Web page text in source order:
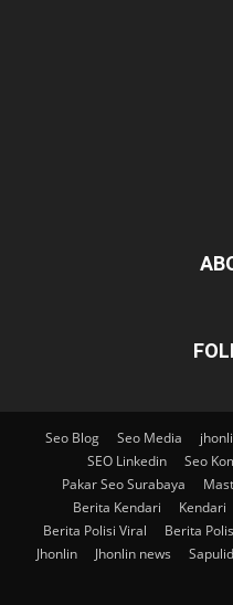
Seo Blog Seo Media
SEO Linkedin
Seo
Pakar Seo Surabaya
Berita Kendari
Kendari
Berita Polisi Viral
Berita
Jhonlin
Jhonlin news